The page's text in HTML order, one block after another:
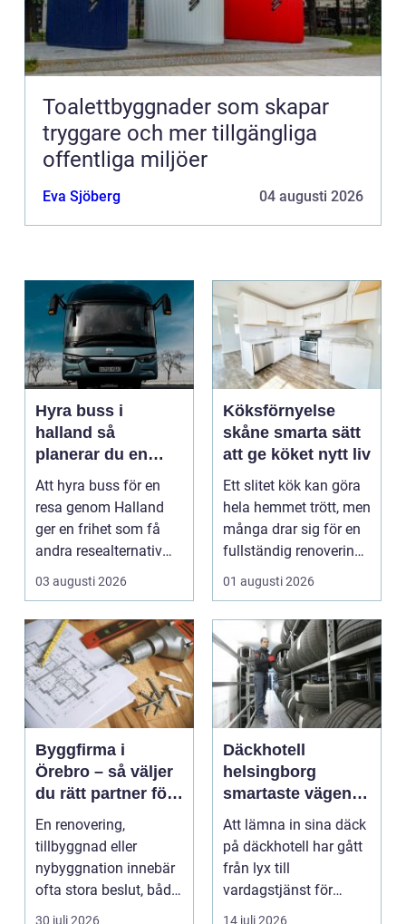
Toalettbyggnader som skapar
tryggare och mer tillgängliga
offentliga miljöer
Eva Sjöberg 04 augusti 2026
Hyra buss i
halland så
planerar du en
trygg och smidig
resa
Att hyra buss för en
resa genom Halland
ger en frihet som få
andra resealternativ
erbjuder. Gruppen ...
03 augusti 2026
Köksförnyelse
skåne smarta sätt
att ge köket nytt liv
Ett slitet kök kan göra
hela hemmet trött, men
många drar sig för en
fullständig renovering.
Det tar...
01 augusti 2026
Byggfirma i
Örebro – så väljer
du rätt partner för
ditt projekt
En renovering,
tillbyggnad eller
nybyggnation innebär
ofta stora beslut, både
ekonomiskt ...
30 juli 2026
Däckhotell
helsingborg
smartaste vägen
till säkra hjulskift
Att lämna in sina däck
på däckhotell har gått
från lyx till
vardagstjänst för
många bilägare. I
14 juli 2026